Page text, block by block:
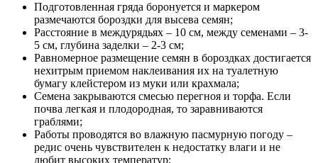
Подготовленная гряда боронуется и маркером
размечаются бороздки для высева семян;
Расстояние в междурядьях – 10 см, между семенами – 3-
5 см, глубина заделки – 2-3 см;
Равномерное размещение семян в бороздках достигается
нехитрым приемом наклеивания их на туалетную
бумагу клейстером из муки или крахмала;
Семена закрываются смесью перегноя и торфа. Если
почва легкая и плодородная, то заравниваются
граблями;
Работы проводятся во влажную пасмурную погоду –
редис очень чувствителен к недостатку влаги и не
любит высоких температур;